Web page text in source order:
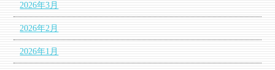
2026年3月
2026年2月
2026年1月